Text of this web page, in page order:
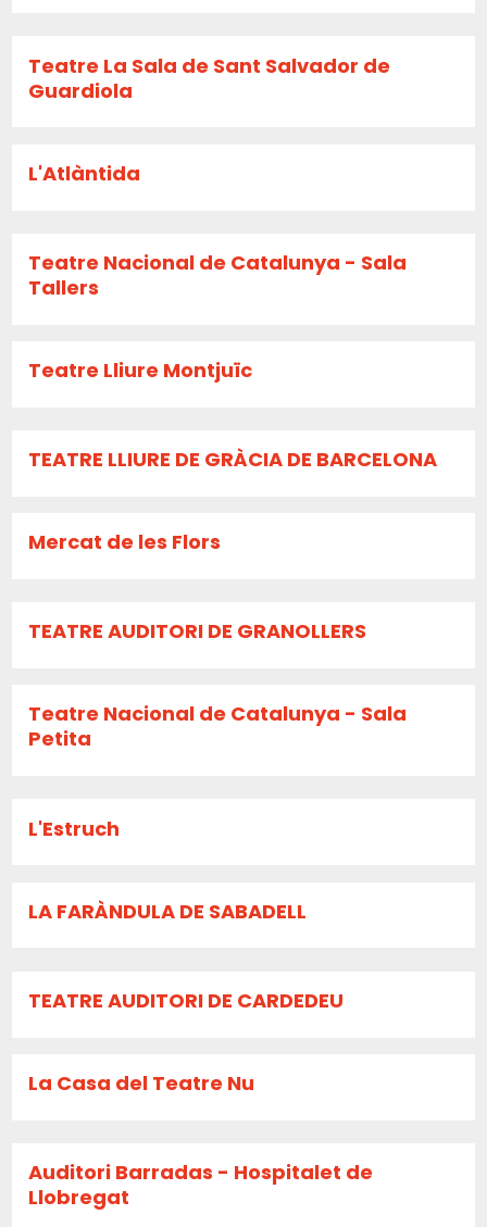
Teatre La Sala de Sant Salvador de
Guardiola
L'Atlàntida
Teatre Nacional de Catalunya - Sala
Tallers
Teatre Lliure Montjuïc
TEATRE LLIURE DE GRÀCIA DE BARCELONA
Mercat de les Flors
TEATRE AUDITORI DE GRANOLLERS
Teatre Nacional de Catalunya - Sala
Petita
L'Estruch
LA FARÀNDULA DE SABADELL
TEATRE AUDITORI DE CARDEDEU
La Casa del Teatre Nu
Auditori Barradas - Hospitalet de
Llobregat